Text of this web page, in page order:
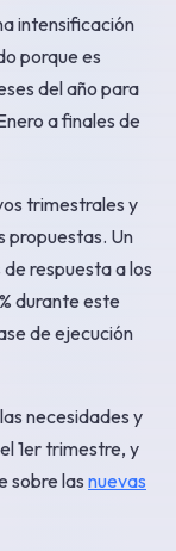
intensificación
porque es
del año para
a finales de
trimestrales y
propuestas. Un
respuesta a los
durante este
de ejecución
necesidades y
1er trimestre, y
sobre las nuevas